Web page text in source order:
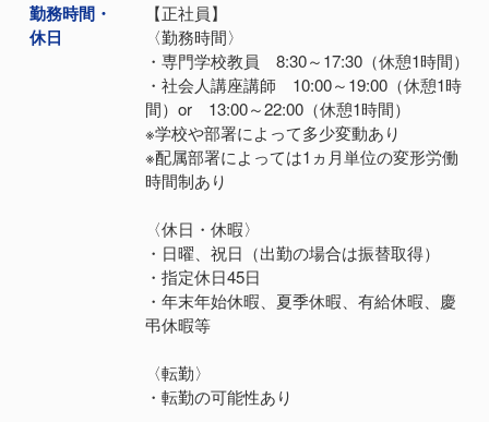
勤務時間・
休日
【正社員】
〈勤務時間〉
・専門学校教員 8:30～17:30（休憩1時間）
・社会人講座講師 10:00～19:00（休憩1時
間）or 13:00～22:00（休憩1時間）
※学校や部署によって多少変動あり
※配属部署によっては1ヵ月単位の変形労働
時間制あり
〈休日・休暇〉
・日曜、祝日（出勤の場合は振替取得）
・指定休日45日
・年末年始休暇、夏季休暇、有給休暇、慶
弔休暇等
〈転勤〉
・転勤の可能性あり